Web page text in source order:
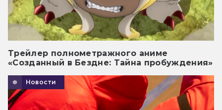
Трейлер полнометражного аниме
«Созданный в Бездне: Тайна пробуждения»
Новости